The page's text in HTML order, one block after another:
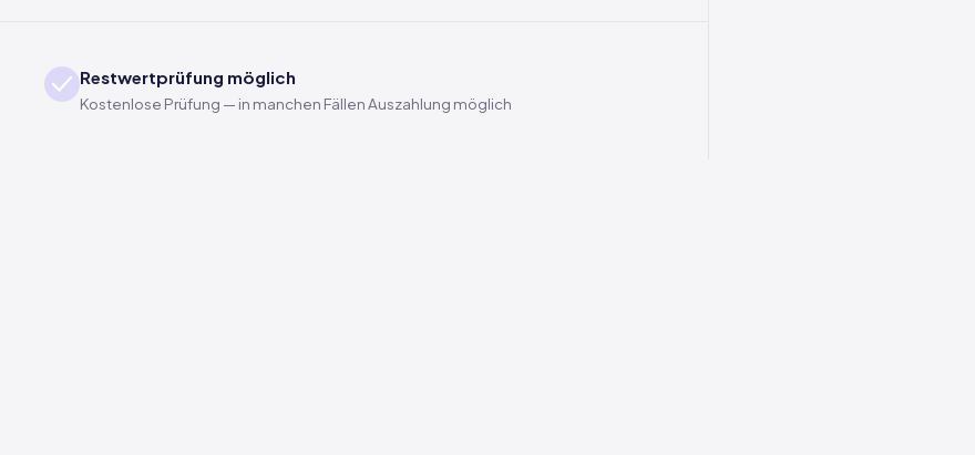
Restwertprüfung möglich
Kostenlose Prüfung — in manchen Fällen Auszahlung möglich